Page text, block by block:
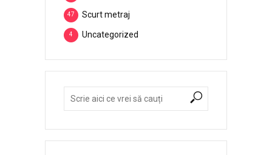
Scurt metraj
47
Uncategorized
4